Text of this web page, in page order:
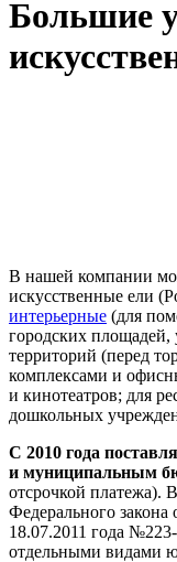
Большие
В нашей компании
искусственные ели
интерьерные (для
городских
территорий (перед
комплексами и
и кинотеатров; для
дошкольных
С 2010 года
и муниципальным
отсрочкой платежа).
Федерального
18.07.2011 года
отдельными видами